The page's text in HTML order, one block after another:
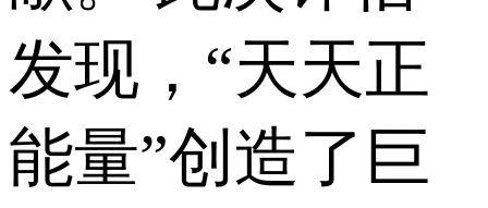
发现，“天天正
能量”创造了巨